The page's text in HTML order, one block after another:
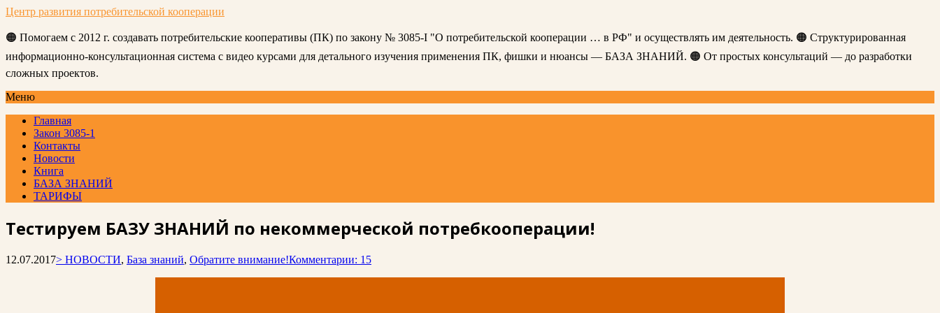
Центр развития потребительской кооперации
🟠 Помогаем с 2012 г. создавать потребительские кооперативы (ПК) по закону № 3085-I "О потребительской кооперации … в РФ" и осуществлять им деятельность. 🟠 Структурированная
информационно-консультационная система с видео курсами для детального изучения применения ПК, фишки и нюансы — БАЗА ЗНАНИЙ. 🟠 От простых консультаций — до разработки
сложных проектов.
Меню
Главная
Закон 3085-1
Контакты
Новости
Книга
БАЗА ЗНАНИЙ
ТАРИФЫ
Тестируем БАЗУ ЗНАНИЙ по некоммерческой потребкооперации!
12.07.2017> НОВОСТИ, База знаний, Обратите внимание!Комментарии: 15